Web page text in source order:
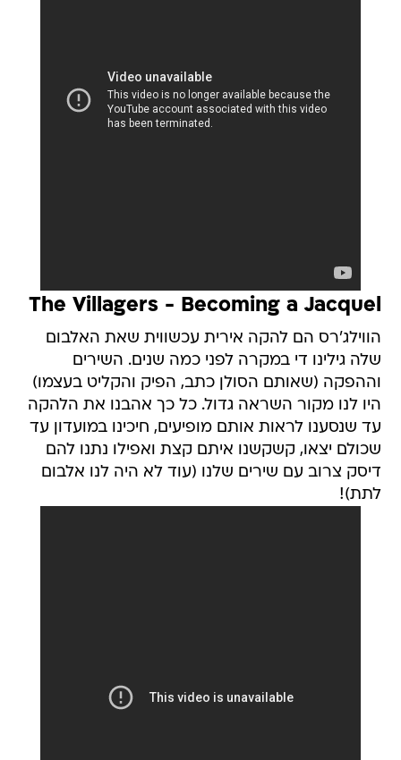
The Villagers - Becoming a Jacquel
הווילג'רס הם להקה אירית עכשווית שאת האלבום
שלה גילינו די במקרה לפני כמה שנים. השירים
וההפקה (שאותם הסולן כתב, הפיק והקליט בעצמו)
היו לנו מקור השראה גדול. כל כך אהבנו את הלהקה
עד שנסענו לראות אותם מופיעים, חיכינו במועדון עד
שכולם יצאו, קשקשנו איתם קצת ואפילו נתנו להם
דיסק צרוב עם שירים שלנו (עוד לא היה לנו אלבום
לתת)!